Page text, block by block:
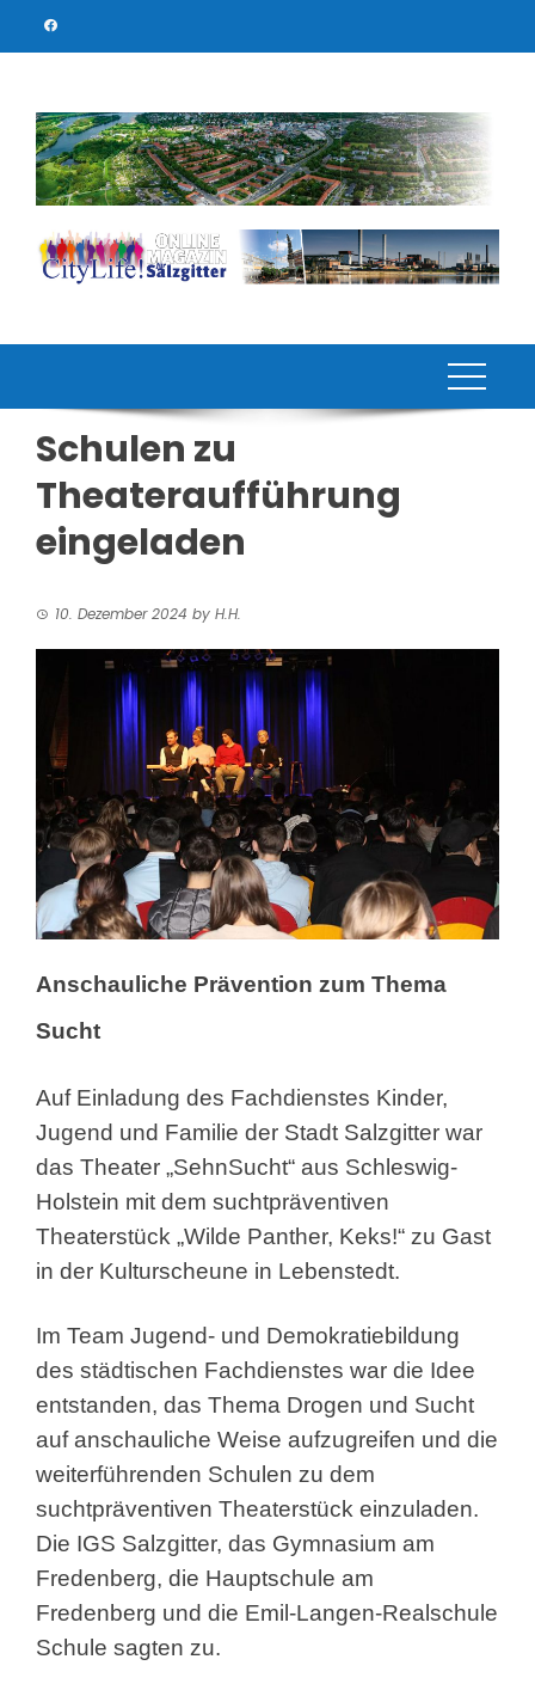
Schulen zu
Theateraufführung
eingeladen
10. Dezember 2024 by H.H.
Anschauliche Prävention zum Thema
Sucht
Auf Einladung des Fachdienstes Kinder,
Jugend und Familie der Stadt Salzgitter war
das Theater „SehnSucht“ aus Schleswig-
Holstein mit dem suchtpräventiven
Theaterstück „Wilde Panther, Keks!“ zu Gast
in der Kulturscheune in Lebenstedt.
Im Team Jugend- und Demokratiebildung
des städtischen Fachdienstes war die Idee
entstanden, das Thema Drogen und Sucht
auf anschauliche Weise aufzugreifen und die
weiterführenden Schulen zu dem
suchtpräventiven Theaterstück einzuladen.
Die IGS Salzgitter, das Gymnasium am
Fredenberg, die Hauptschule am
Fredenberg und die Emil-Langen-Realschule
Schule sagten zu.